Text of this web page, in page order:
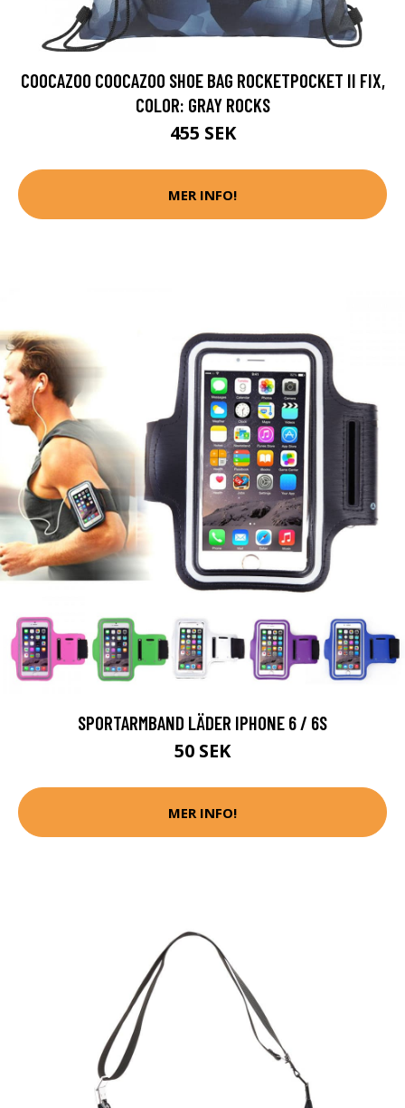
COOCAZOO COOCAZOO SHOE BAG ROCKETPOCKET II FIX,
COLOR: GRAY ROCKS
455 SEK
MER INFO!
SPORTARMBAND LÄDER IPHONE 6 / 6S
50 SEK
MER INFO!